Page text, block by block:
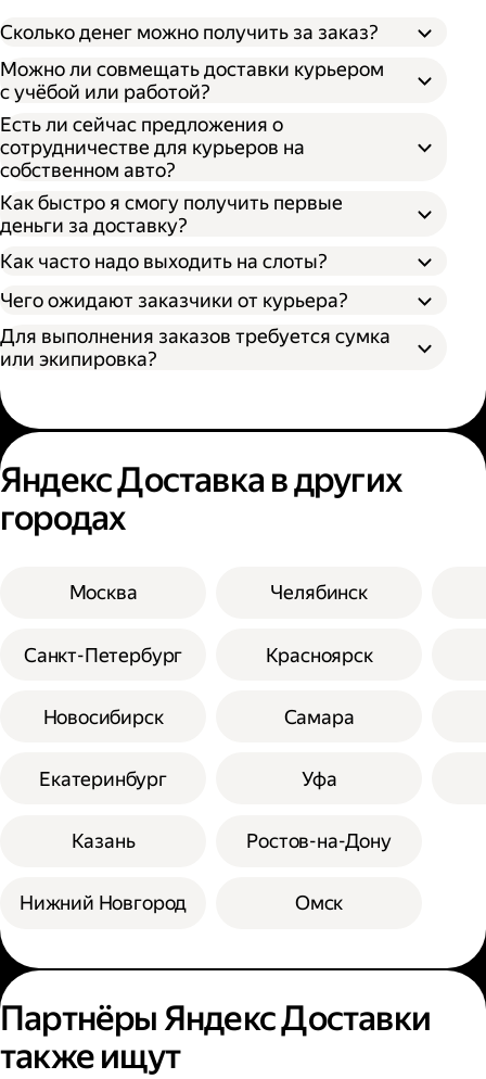
Сколько денег можно получить за заказ?
Можно ли совмещать доставки курьером
с учёбой или работой?
Есть ли сейчас предложения о
сотрудничестве для курьеров на
собственном авто?
Как быстро я смогу получить первые
деньги за доставку?
Как часто надо выходить на слоты?
Чего ожидают заказчики от курьера?
Для выполнения заказов требуется сумка
или экипировка?
Яндекс Доставка в других
городах
Москва
Санкт-Петербург
Новосибирск
Екатеринбург
Казань
Нижний Новгород
Челябинск
Красноярск
Самара
Уфа
Ростов-на-Дону
Омск
Партнёры Яндекс Доставки
также ищут